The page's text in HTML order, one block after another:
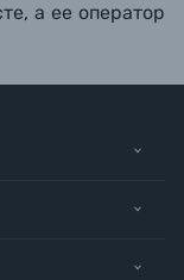
а ее оператор